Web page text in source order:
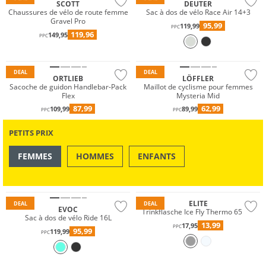
SCOTT
Chaussures de vélo de route femme
Gravel Pro
PPC149,95 119,96
DEUTER
Sac à dos de vélo Race Air 14+3
PPC119,99 95,99
DEAL
ORTLIEB
Sacoche de guidon Handlebar-Pack
Flex
PPC109,99 87,99
DEAL
LÖFFLER
Maillot de cyclisme pour femmes
Mysteria Mid
PPC89,99 62,99
PETITS PRIX
FEMMES HOMMES ENFANTS
DEAL
EVOC
Sac à dos de vélo Ride 16L
PPC119,99 95,99
DEAL
ELITE
Trinkflasche Ice Fly Thermo 650ml
PPC17,95 13,99